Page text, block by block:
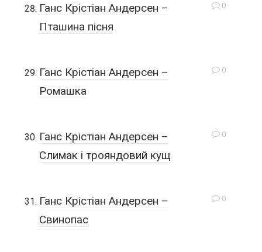
0
Ганс Крістіан Андерсен –
Пташина пісня
0
Ганс Крістіан Андерсен –
Ромашка
0
Ганс Крістіан Андерсен –
Слимак і трояндовий кущ
0
Ганс Крістіан Андерсен –
Свинопас